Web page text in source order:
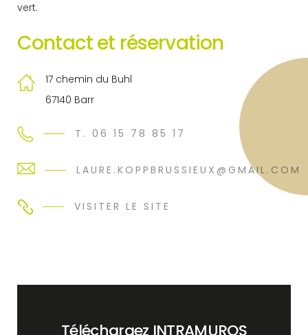
vert.
Contact et réservation
17 chemin du Buhl
67140 Barr
T. 06 15 78 85 17
LAURE.KOPPBRUSSIEUX@GMAIL.COM
VISITER LE SITE
Téléchargez INTRAMUROS